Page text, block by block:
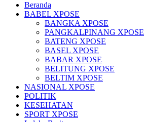
Beranda
BABEL XPOSE
BANGKA XPOSE
PANGKALPINANG XPOSE
BATENG XPOSE
BASEL XPOSE
BABAR XPOSE
BELITUNG XPOSE
BELTIM XPOSE
NASIONAL XPOSE
POLITIK
KESEHATAN
SPORT XPOSE